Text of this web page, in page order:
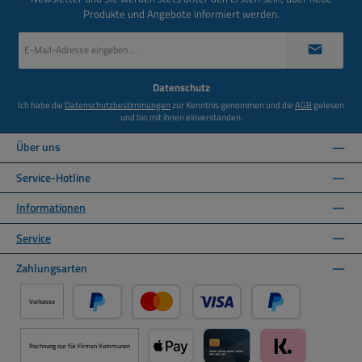
Produkte und Angebote informiert werden.
Mail-
Datenschutz
Ich habe die Datenschutzbestimmungenzur Kenntnis genommen und dieAGBgelesen
und bin mit ihnen einverstanden.
Über uns
Service-Hotline
Informationen
Service
Zahlungsarten
Vorkasse
PayPal Kredit- oder Debitkarte über PayPal
Später Bezahlen
Rechnung nur für Firmen Kommunen